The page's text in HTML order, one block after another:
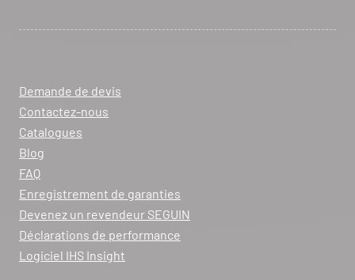
357 AVENUE DE MONTRICHER
LA FARE LES OLIVIERS 13580
Itinéraire
Tél : 04 90 90 43 62
Voir la fiche revendeur
VOIR LE SITE CONTACTER
Demande de devis
Contactez-nous
Catalogues
Blog
FAQ
Enregistrement de garanties
Devenez un revendeur SEGUIN
Déclarations de performance
Logiciel IHS Insight